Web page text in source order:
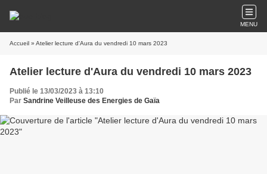
MENU
Accueil » Atelier lecture d'Aura du vendredi 10 mars 2023
Atelier lecture d'Aura du vendredi 10 mars 2023
Publié le 13/03/2023 à 13:10
Par Sandrine Veilleuse des Energies de Gaïa